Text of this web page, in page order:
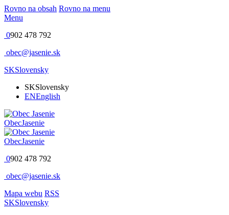
Rovno na obsah Rovno na menu
Menu
0902 478 792
obec@jasenie.sk
SKSlovensky
SKSlovensky
ENEnglish
ObecJasenie
ObecJasenie
0902 478 792
obec@jasenie.sk
Mapa webu RSS
SKSlovensky